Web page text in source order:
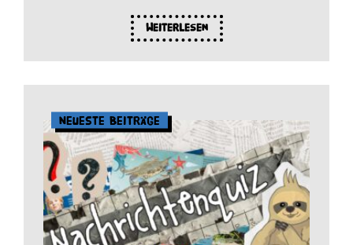
Weiterlesen
Neueste Beiträge